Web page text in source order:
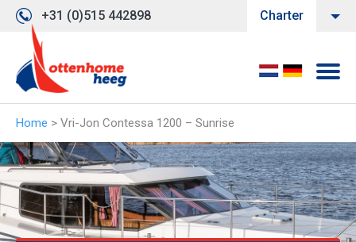
+31 (0)515 442898 Charter
Home > Vri-Jon Contessa 1200 – Sunrise